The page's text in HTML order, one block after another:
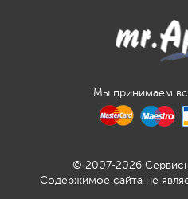
Мы принимаем
© 2007-2026
Содержимое сайта не